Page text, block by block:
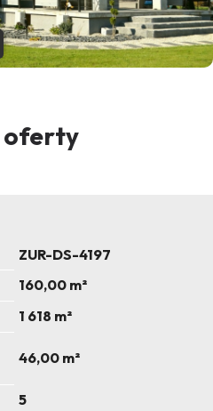
oferty
ZUR-DS-4197
160,00 m²
1 618 m²
46,00 m²
5